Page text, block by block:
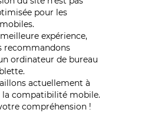
pour les
expérience,
recommandons
ordinateur de bureau
actuellement à
la compatibilité mobile.
compréhension !